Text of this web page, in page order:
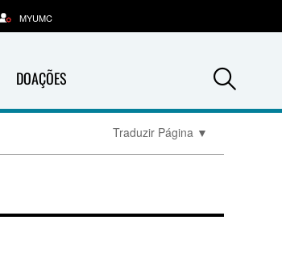
DOAÇÕES
MYUMC
Traduzir Página ▼